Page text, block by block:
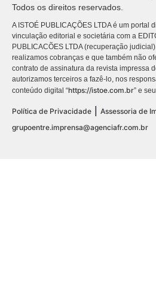
Todos os direitos reservados.
A ISTOÉ PUBLICAÇÕES LTDA é um portal
vinculação editorial e societária com a
PUBLICACÕES LTDA (recuperação
realizamos cobranças e que também não
contrato de assinatura da revista impressa
autorizamos terceiros a fazê-lo, nos
conteúdo digital “https://istoe.com.br” e
Política de Privacidade | Assessoria de
grupoentre.imprensa@agenciafr.com.br